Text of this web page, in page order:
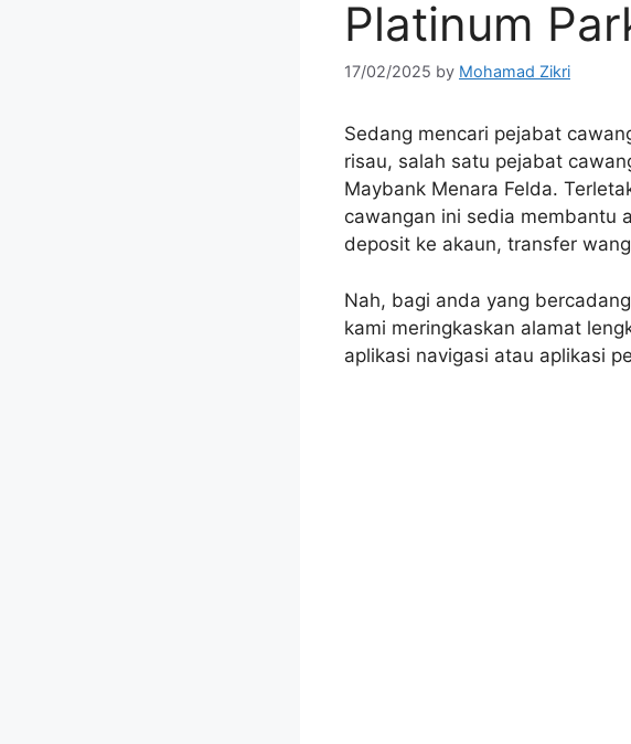
Platinum
17/02/2025 by Mohamad Zikri
Sedang mencari pejabat
risau, salah satu pejabat
Maybank Menara Felda.
cawangan ini sedia membantu
deposit ke akaun, transfer
Nah, bagi anda yang
kami meringkaskan alamat
aplikasi navigasi atau aplikasi